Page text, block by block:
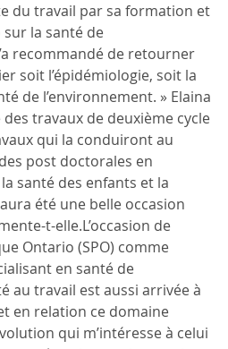
du travail par sa formation et
la santé de
recommandé de retourner
soit l’épidémiologie, soit la
de l’environnement. » Elaina
travaux de deuxième cycle
qui la conduiront au
post doctorales en
santé des enfants et la
été une belle occasion
t-elle.L’occasion de
Ontario (SPO) comme
en santé de
au travail est aussi arrivée à
en relation ce domaine
qui m’intéresse à celui